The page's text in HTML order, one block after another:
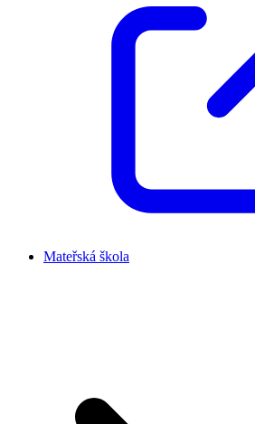
Mateřská škola